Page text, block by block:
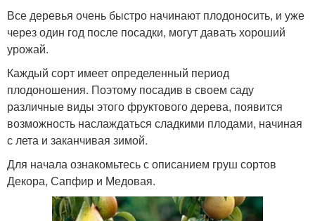
Все деревья очень быстро начинают плодоносить, и уже
через один год после посадки, могут давать хороший
урожай.
Каждый сорт имеет определенный период
плодоношения. Поэтому посадив в своем саду
различные виды этого фруктового дерева, появится
возможность наслаждаться сладкими плодами, начиная
с лета и заканчивая зимой.
Для начала ознакомьтесь с описанием груш сортов
Декора, Сапфир и Медовая.